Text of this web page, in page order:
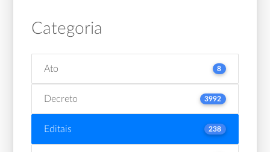
Categoria
Ato 8
Decreto 3992
Editais 238